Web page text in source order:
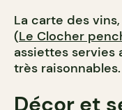
La carte des
(Le Clocher
assiettes servies
très raisonnables.
Décor et